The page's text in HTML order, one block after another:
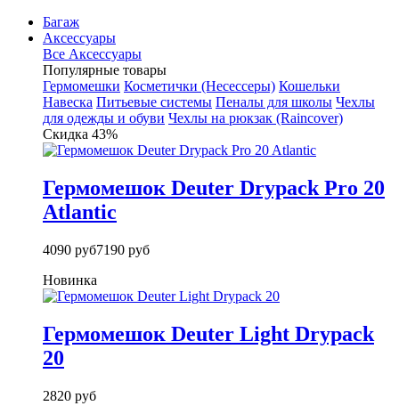
Багаж
Аксессуары
Все Аксессуары
Популярные товары
Гермомешки Косметички (Несессеры) Кошельки
Навеска Питьевые системы Пеналы для школы Чехлы
для одежды и обуви Чехлы на рюкзак (Raincover)
Скидка 43%
Гермомешок Deuter Drypack Pro 20
Atlantic
4090 руб7190 руб
Новинка
Гермомешок Deuter Light Drypack
20
2820 руб